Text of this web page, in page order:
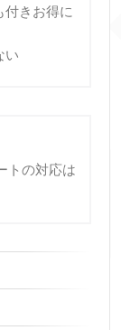
付きお得に
い
トの対応は